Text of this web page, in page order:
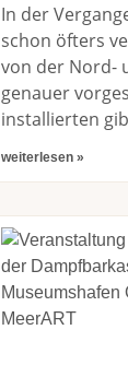
In der
schon öfters
von der Nord-
genauer
installierten
weiterlesen »